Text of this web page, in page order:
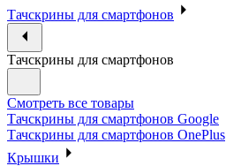
Тачскрины для смартфонов
Тачскрины для смартфонов
Смотреть все товары
Тачскрины для смартфонов Google
Тачскрины для смартфонов OnePlus
Крышки